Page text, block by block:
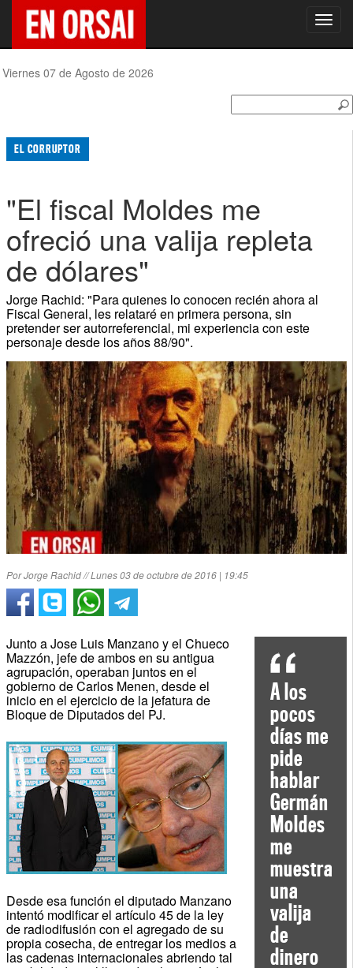
Viernes 07 de Agosto de 2026
EL CORRUPTOR
"El fiscal Moldes me
ofreció una valija repleta
de dólares"
Jorge Rachid: "Para quienes lo conocen recién ahora al
Fiscal General, les relataré en primera persona, sin
pretender ser autorreferencial, mi experiencia con este
personaje desde los años 88/90".
Por Jorge Rachid // Lunes 03 de octubre de 2016 | 19:45
A los
pocos
días me
pide
hablar
Germán
Moldes
me
muestra
una
valija
de
dinero
Junto a Jose Luis Manzano y el Chueco
Mazzón, jefe de ambos en su antigua
agrupación, operaban juntos en el
gobierno de Carlos Menen, desde el
inicio en el ejercicio de la jefatura de
Bloque de Diputados del PJ.
Desde esa función el diputado Manzano
intentó modificar el artículo 45 de la ley
de radiodifusión con el agregado de su
propia cosecha, de entregar los medios a
las cadenas internacionales abriendo tal